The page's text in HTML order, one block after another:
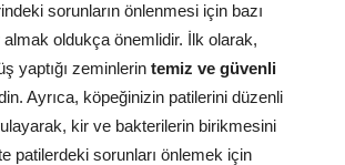
sorunların önlenmesi için bazı
almak oldukça önemlidir. İlk olarak,
yaptığı zeminlerin temiz ve güvenli
Ayrıca, köpeğinizin patilerini düzenli
kir ve bakterilerin birikmesini
patilerdeki sorunları önlemek için